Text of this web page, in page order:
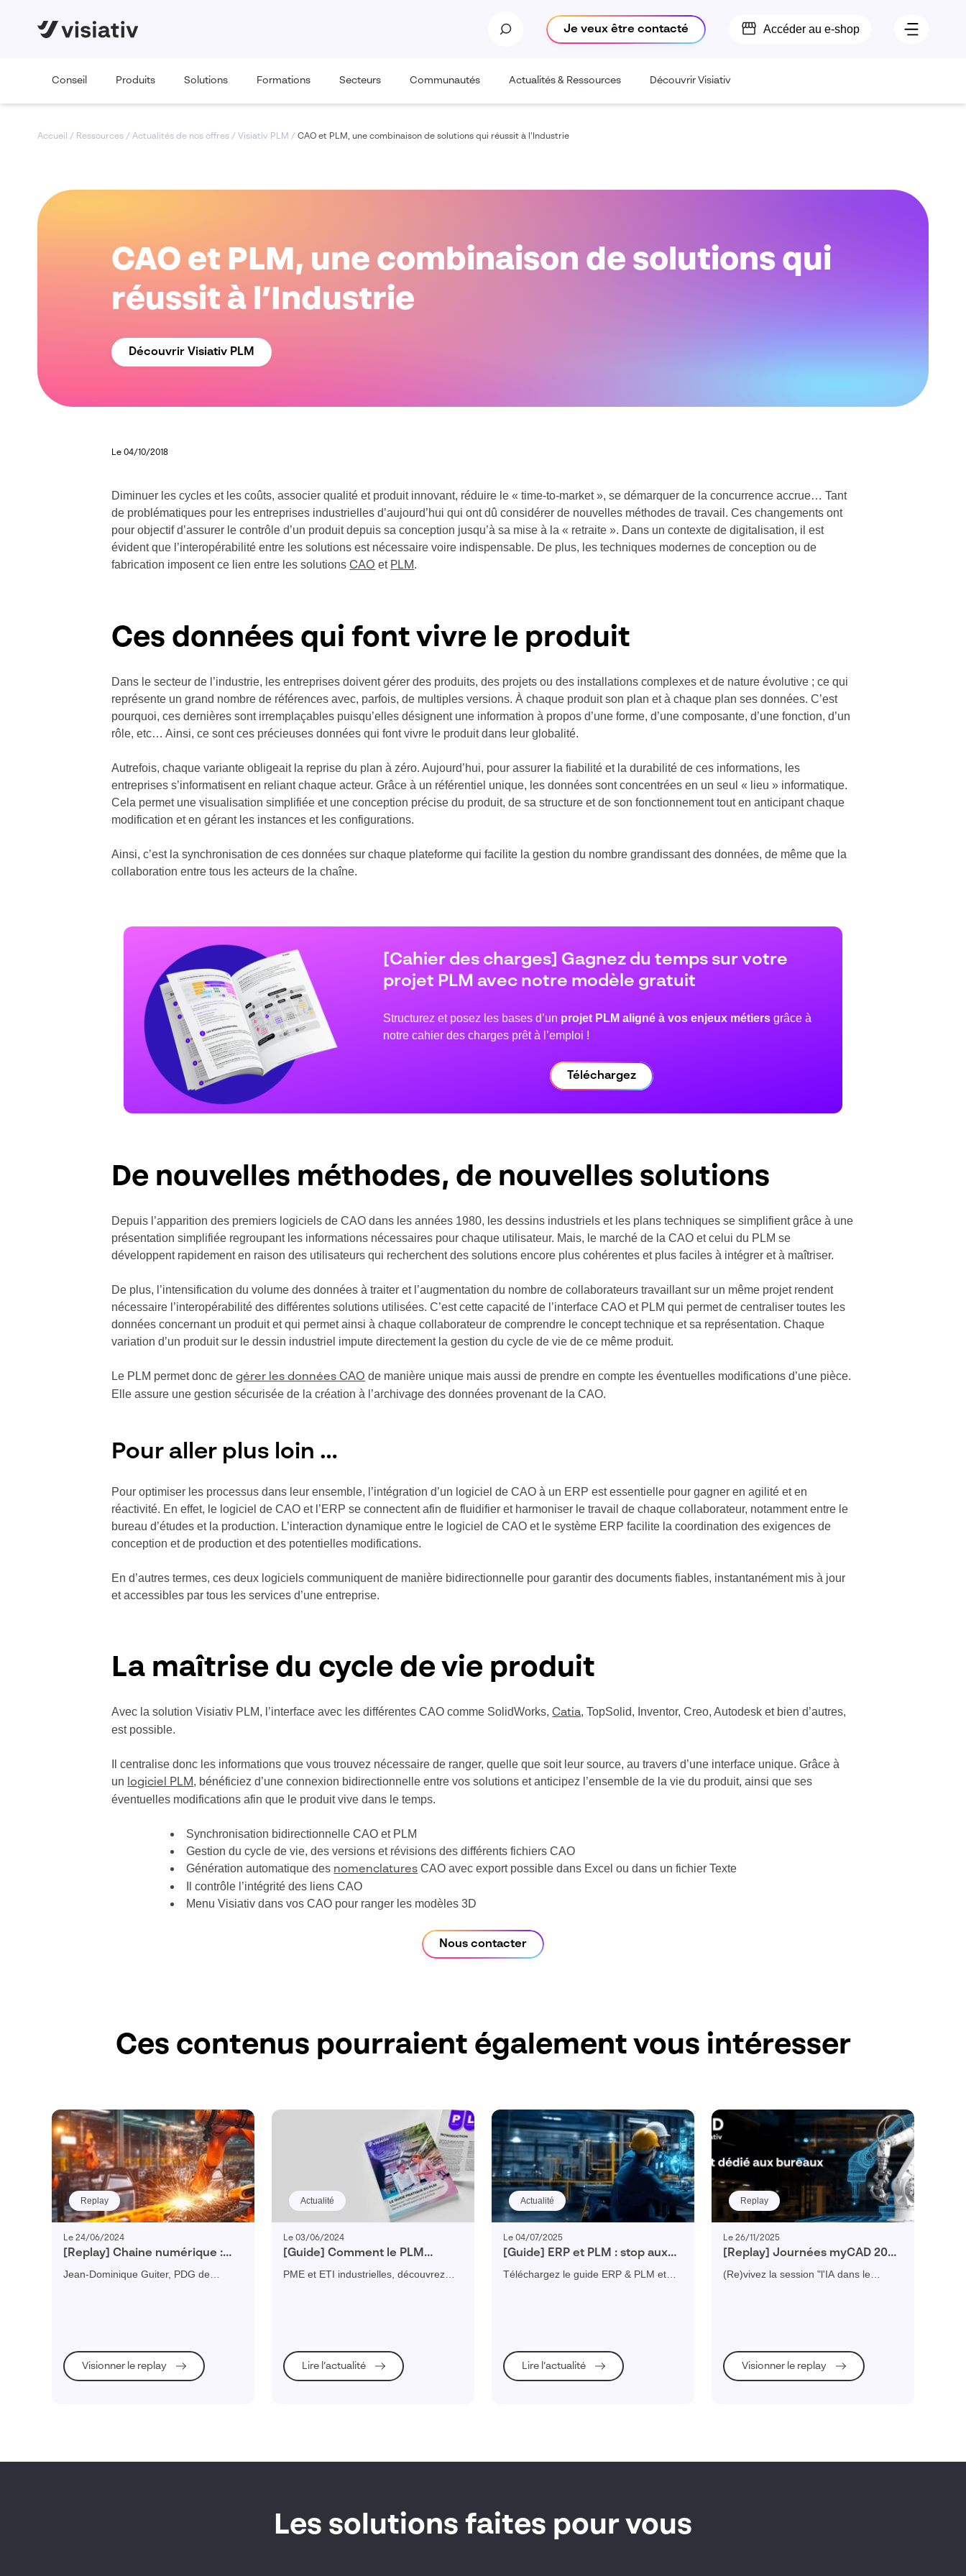
Je veux être contacté Accéder au e-shop
Conseil Produits Solutions Formations Secteurs Communautés Actualités & Ressources Découvrir Visiativ
Accueil / Ressources / Actualités de nos offres / Visiativ PLM / CAO et PLM, une combinaison de solutions qui réussit à l’Industrie
CAO et PLM, une combinaison de solutions qui
réussit à l’Industrie
Découvrir Visiativ PLM
Le 04/10/2018
Diminuer les cycles et les coûts, associer qualité et produit innovant, réduire le « time-to-market », se démarquer de la concurrence accrue… Tant
de problématiques pour les entreprises industrielles d’aujourd’hui qui ont dû considérer de nouvelles méthodes de travail. Ces changements ont
pour objectif d’assurer le contrôle d’un produit depuis sa conception jusqu’à sa mise à la « retraite ». Dans un contexte de digitalisation, il est
évident que l’interopérabilité entre les solutions est nécessaire voire indispensable. De plus, les techniques modernes de conception ou de
fabrication imposent ce lien entre les solutionsCAO et PLM.
Ces données qui font vivre le produit
Dans le secteur de l’industrie, les entreprises doivent gérer des produits, des projets ou des installations complexes et de nature évolutive ; ce qui
représente un grand nombre de références avec, parfois, de multiples versions. À chaque produit son plan et à chaque plan ses données. C’est
pourquoi, ces dernières sont irremplaçables puisqu’elles désignent une information à propos d’une forme, d’une composante, d’une fonction, d’un
rôle, etc… Ainsi, ce sont ces précieuses données qui font vivre le produit dans leur globalité.
Autrefois, chaque variante obligeait la reprise du plan à zéro. Aujourd’hui, pour assurer la fiabilité et la durabilité de ces informations, les
entreprises s’informatisent en reliant chaque acteur. Grâce à un référentiel unique, les données sont concentrées en un seul « lieu » informatique.
Cela permet une visualisation simplifiée et une conception précise du produit, de sa structure et de son fonctionnement tout en anticipant chaque
modification et en gérant les instances et les configurations.
Ainsi, c’est la synchronisation de ces données sur chaque plateforme qui facilite la gestion du nombre grandissant des données, de même que la
collaboration entre tous les acteurs de la chaîne.
[Cahier des charges] Gagnez du temps sur votre
projet PLM avec notre modèle gratuit
Structurez et posez les bases d’un projet PLM aligné à vos enjeux métiers grâce à
notre cahier des charges prêt à l’emploi !
Téléchargez
De nouvelles méthodes, de nouvelles solutions
Depuis l’apparition des premiers logiciels de CAO dans les années 1980, les dessins industriels et les plans techniques se simplifient grâce à une
présentation simplifiée regroupant les informations nécessaires pour chaque utilisateur. Mais, le marché de la CAO et celui du PLM se
développent rapidement en raison des utilisateurs qui recherchent des solutions encore plus cohérentes et plus faciles à intégrer et à maîtriser.
De plus, l’intensification du volume des données à traiter et l’augmentation du nombre de collaborateurs travaillant sur un même projet rendent
nécessaire l’interopérabilité des différentes solutions utilisées. C’est cette capacité de l’interface CAO et PLM qui permet de centraliser toutes les
données concernant un produit et qui permet ainsi à chaque collaborateur de comprendre le concept technique et sa représentation. Chaque
variation d’un produit sur le dessin industriel impute directement la gestion du cycle de vie de ce même produit.
Le PLM permet donc degérer les données CAO de manière unique mais aussi de prendre en compte les éventuelles modifications d’une pièce.
Elle assure une gestion sécurisée de la création à l’archivage des données provenant de la CAO.
Pour aller plus loin …
Pour optimiser les processus dans leur ensemble, l’intégration d’un logiciel de CAO à un ERP est essentielle pour gagner en agilité et en
réactivité. En effet, le logiciel de CAO et l’ERP se connectent afin de fluidifier et harmoniser le travail de chaque collaborateur, notamment entre le
bureau d’études et la production. L’interaction dynamique entre le logiciel de CAO et le système ERP facilite la coordination des exigences de
conception et de production et des potentielles modifications.
En d’autres termes, ces deux logiciels communiquent de manière bidirectionnelle pour garantir des documents fiables, instantanément mis à jour
et accessibles par tous les services d’une entreprise.
La maîtrise du cycle de vie produit
Avec la solution Visiativ PLM, l’interface avec les différentes CAO comme SolidWorks,Catia, TopSolid, Inventor, Creo, Autodesk et bien d’autres,
est possible.
Il centralise donc les informations que vous trouvez nécessaire de ranger, quelle que soit leur source, au travers d’une interface unique. Grâce à
un logiciel PLM, bénéficiez d’une connexion bidirectionnelle entre vos solutions et anticipez l’ensemble de la vie du produit, ainsi que ses
éventuelles modifications afin que le produit vive dans le temps.
Synchronisation bidirectionnelle CAO et PLM
Gestion du cycle de vie, des versions et révisions des différents fichiers CAO
Génération automatique des nomenclatures CAO avec export possible dans Excel ou dans un fichier Texte
Il contrôle l’intégrité des liens CAO
Menu Visiativ dans vos CAO pour ranger les modèles 3D
Nous contacter
Ces contenus pourraient également vous intéresser
Replay
Le 24/06/2024
[Replay] Chaine numérique :
Greystal témoigne des
bénéfices d’un PLM pour une
Jean-Dominique Guiter, PDG de
Visionner le replay
Actualité
Le 03/06/2024
[Guide] Comment le PLM
optimise l’efficacité et la
PME et ETI industrielles, découvrez
produits.
Lire l’actualité
Actualité
Le 04/07/2025
[Guide] ERP et PLM : stop aux
silos dans l’industrie !
Téléchargez le guide ERP & PLM et
Lire l’actualité
Replay
Le 26/11/2025
[Replay] Journées myCAD 2025
: l’IA dans le processus
d’innovation
(Re)vivez la session "l'IA dans le
Visionner le replay
Les solutions faites pour vous